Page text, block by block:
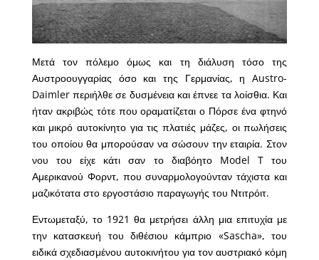
Μετά τον πόλεμο όμως και τη διάλυση τόσο της
Αυστροουγγαρίας όσο και της Γερμανίας, η Austro-
Daimler περιήλθε σε δυσμένεια και έπνεε τα λοίσθια. Και
ήταν ακριβώς τότε που οραματίζεται ο Πόρσε ένα φτηνό
και μικρό αυτοκίνητο για τις πλατιές μάζες, οι πωλήσεις
του οποίου θα μπορούσαν να σώσουν την εταιρία. Στον
νου του είχε κάτι σαν το διαβόητο Model T του
Αμερικανού Φορντ, που συναρμολογούνταν τάχιστα και
μαζικότατα στο εργοστάσιο παραγωγής του Ντιτρόιτ.
Εντωμεταξύ, το 1921 θα μετρήσει άλλη μια επιτυχία με
την κατασκευή του διθέσιου κάμπριο «Sascha», του
ειδικά σχεδιασμένου αυτοκινήτου για τον αυστριακό κόμη